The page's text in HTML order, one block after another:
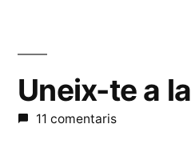
Uneix-te a
11 comentaris